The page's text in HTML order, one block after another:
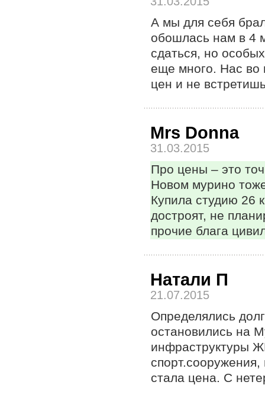
А мы для себя
обошлась нам в 4
сдаться, но
еще много. Нас во
цен и не
Mrs Donna
31.03.2015
Про цены – это
Новом мурино
Купила студию 26
достроят, не
прочие блага
Натали П
21.07.2015
Определялись
остановились на
инфраструктуры
стала цена. С